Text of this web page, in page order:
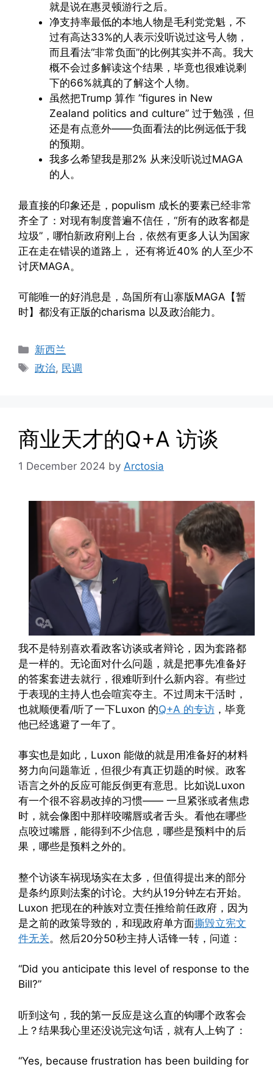
就是说在惠灵顿游行之后。
净支持率最低的本地人物是毛利党党魁，不
过有高达33%的人表示没听说过这号人物，
而且看法“非常负面”的比例其实并不高。我大
概不会过多解读这个结果，毕竟也很难说剩
下的66%就真的了解这个人物。
虽然把Trump 算作 ”figures in New
Zealand politics and culture” 过于勉强，但
还是有点意外——负面看法的比例远低于我
的预期。
我多么希望我是那2% 从来没听说过MAGA
的人。
最直接的印象还是，populism 成长的要素已经非常
齐全了：对现有制度普遍不信任，“所有的政客都是
垃圾”，哪怕新政府刚上台，依然有更多人认为国家
正在走在错误的道路上， 还有将近40% 的人至少不
讨厌MAGA。
可能唯一的好消息是，岛国所有山寨版MAGA【暂
时】都没有正版的charisma 以及政治能力。
Categories
新西兰
Tags
政治, 民调
商业天才的Q+A 访谈
1 December 2024 by Arctosia
我不是特别喜欢看政客访谈或者辩论，因为套路都
是一样的。无论面对什么问题，就是把事先准备好
的答案套进去就行，很难听到什么新内容。有些过
于表现的主持人也会喧宾夺主。不过周末干活时，
也就顺便看/听了一下Luxon 的Q+A 的专访 ，毕竟
他已经逃避了一年了。
事实也是如此，Luxon 能做的就是用准备好的材料
努力向问题靠近，但很少有真正切题的时候。政客
语言之外的反应可能反倒更有意思。比如说Luxon
有一个很不容易改掉的习惯—— 一旦紧张或者焦虑
时，就会像图中那样咬嘴唇或者舌头。看他在哪些
点咬过嘴唇，能得到不少信息，哪些是预料中的后
果，哪些是预料之外的。
整个访谈车祸现场实在太多，但值得提出来的部分
是条约原则法案的讨论。大约从19分钟左右开始。
Luxon 把现在的种族对立责任推给前任政府，因为
是之前的政策导致的，和现政府单方面撕毁立宪文
件无关。然后20分50秒主持人话锋一转，问道：
“Did you anticipate this level of response to the
Bill?”
听到这句，我的第一反应是这么直的钩哪个政客会
上？结果我心里还没说完这句话，就有人上钩了：
“Yes, because frustration has been building for